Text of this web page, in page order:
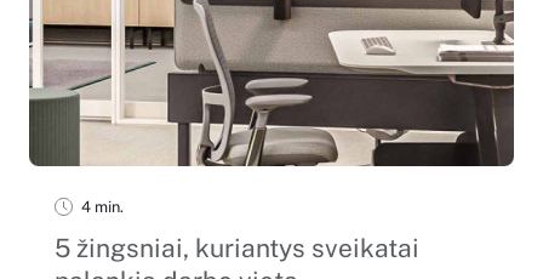
4 min.
5 žingsniai, kuriantys sveikatai